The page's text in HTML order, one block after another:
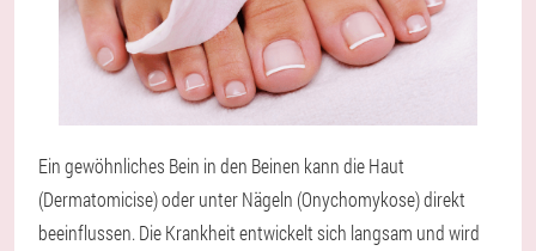
Ein gewöhnliches Bein in den Beinen kann die Haut
(Dermatomicise) oder unter Nägeln (Onychomykose) direkt
beeinflussen. Die Krankheit entwickelt sich langsam und wird